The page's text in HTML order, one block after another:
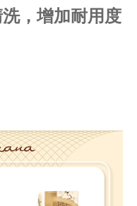
，增加耐用度